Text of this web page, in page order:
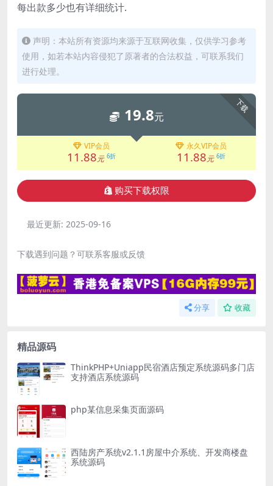
每出款多少也有详细统计.
声明：本站所有资源均来源于互联网收集，仅供学习参考
使用，如若本站内容侵犯了原著者的合法权益，可联系我们
进行处理。
下载
19.8元
VIP会员
11.88元 6折
永久VIP会员
11.88元 6折
购买下载权限
最近更新: 2025-09-16
下载遇到问题？可联系客服或反馈
分享 收藏
精品源码
ThinkPHP+Uniapp民宿酒店预定系统源码多门店
支持酒店系统源码
php某信息采集页面源码
西陆房产系统v2.1.1房屋中介系统、开发商楼盘
系统源码